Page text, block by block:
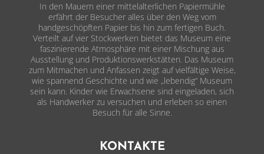
In den Mauern einer mittelalterlichen Papiermühle
erfährt der Besucher alles über den Weg vom
handgeschöpften Papier bis hin zum fertigen Buch.
Verteilt auf vier Stockwerken bietet das Museum eine
faszinierende Atmosphäre mit einer Mischung aus
Ausstellung und Produktionswerkstätten. Das Museum
zum Mitmachen und Anfassen zeigt auf vielfältige Weise,
wie spannend Geschichte und wie „lebendig“ Museum
sein kann. Kinder wie Erwachsene sind eingeladen, sich
als Handwerker zu versuchen und erleben so einen
Besuch für alle Sinne.
KONTAKTE